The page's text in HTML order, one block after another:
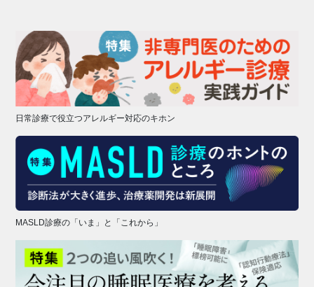
日常診療で役立つアレルギー対応のキホン
MASLD診療の「いま」と「これから」